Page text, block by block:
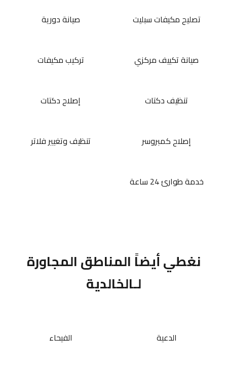
تصليح مكيفات سبليت صيانة دورية
صيانة تكييف مركزي تركيب مكيفات
تنظيف دكتات إصلاح دكتات
إصلاح كمبروسر تنظيف وتغيير فلاتر
خدمة طوارئ 24 ساعة
نغطي أيضاً المناطق المجاورة
لـالخالدية
الدعية الفيحاء